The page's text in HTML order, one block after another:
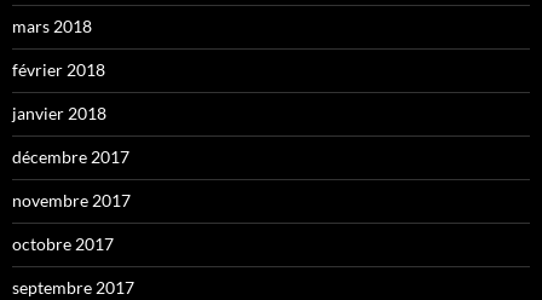
mars 2018
février 2018
janvier 2018
décembre 2017
novembre 2017
octobre 2017
septembre 2017